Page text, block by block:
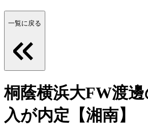
一覧に戻る
桐蔭横浜大FW渡
入が内定【湘南】